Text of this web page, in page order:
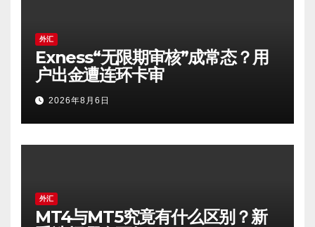
外汇
Exness“无限期审核”成常态？用
户出金遭连环卡审
2026年8月6日
外汇
MT4与MT5究竟有什么区别？新